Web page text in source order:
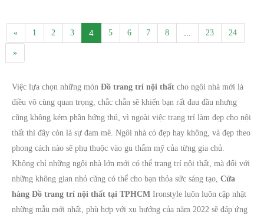
« 1 2 3 4 5 6 7 8 23 24
»
Việc lựa chọn những món Đồ trang trí nội thất cho ngôi nhà mới là
điều vô cùng quan trọng, chắc chắn sẽ khiến bạn rất đau đầu nhưng
cũng không kém phần hứng thú, vì ngoài việc trang trí làm đẹp cho nội
thất thì đây còn là sự đam mê. Ngôi nhà có đẹp hay không, và đẹp theo
phong cách nào sẽ phụ thuộc vào gu thẩm mỹ của từng gia chủ.
Không chỉ những ngôi nhà lớn mới có thể trang trí nội thất, mà đối với
những không gian nhỏ cũng có thể cho bạn thỏa sức sáng tạo, Cửa
hàng Đồ trang trí nội thất tại TPHCM Ironstyle luôn luôn cập nhật
những mẫu mới nhất, phù hợp với xu hướng của năm 2022 sẽ đáp ứng